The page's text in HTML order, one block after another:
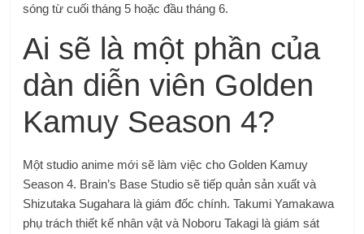
sóng từ cuối tháng 5 hoặc đầu tháng 6.
Ai sẽ là một phần của
dàn diễn viên Golden
Kamuy Season 4?
Một studio anime mới sẽ làm việc cho Golden Kamuy
Season 4. Brain’s Base Studio sẽ tiếp quản sản xuất và
Shizutaka Sugahara là giám đốc chính. Takumi Yamakawa
phụ trách thiết kế nhân vật và Noboru Takagi là giám sát